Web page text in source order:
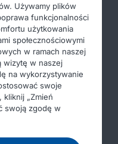
prawna
Tax Report
Używamy plików
funkcjonalności
użytkowania
społecznościowymi
w ramach naszej
wizytę w naszej
na wykorzystywanie
swoje
„Zmień
swoją zgodę w